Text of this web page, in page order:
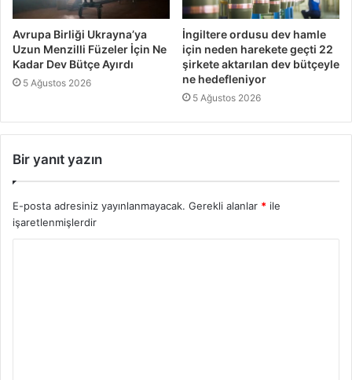
Avrupa Birliği Ukrayna’ya
Uzun Menzilli Füzeler İçin Ne
Kadar Dev Bütçe Ayırdı
5 Ağustos 2026
İngiltere ordusu dev hamle
için neden harekete geçti 22
şirkete aktarılan dev bütçeyle
ne hedefleniyor
5 Ağustos 2026
Bir yanıt yazın
E-posta adresiniz yayınlanmayacak. Gerekli alanlar * ile
işaretlenmişlerdir